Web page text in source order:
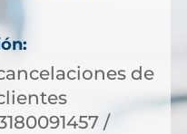
de
/